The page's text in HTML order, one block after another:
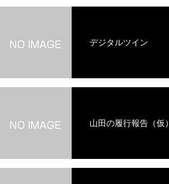
デジタルツイン
山田の履行報告（仮）